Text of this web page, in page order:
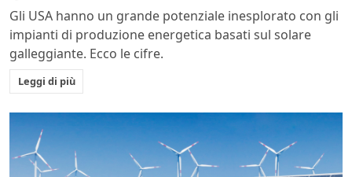
Gli USA hanno un grande potenziale inesplorato con gli
impianti di produzione energetica basati sul solare
galleggiante. Ecco le cifre.
Leggi di più